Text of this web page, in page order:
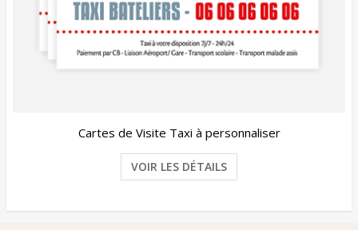
Cartes de Visite Taxi à personnaliser
VOIR LES DÉTAILS